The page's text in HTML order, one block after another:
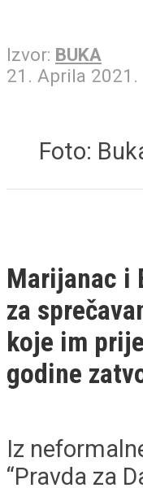
Izvor: BUKA
21. Aprila 2021.
Foto:
Marijanac i
za
koje im
godine
Iz
“Pravda za